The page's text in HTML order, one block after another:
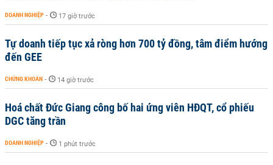
DOANH NGHIỆP - 17 giờ trước
Tự doanh tiếp tục xả ròng hơn 700 tỷ đồng, tâm điểm hướng
đến GEE
CHỨNG KHOÁN - 14 giờ trước
Hoá chất Đức Giang công bố hai ứng viên HĐQT, cổ phiếu
DGC tăng trần
DOANH NGHIỆP - 1 phút trước